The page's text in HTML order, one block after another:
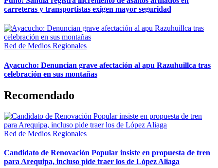
carreteras y transportistas exigen mayor seguridad
Red de Medios Regionales
Ayacucho: Denuncian grave afectación al apu Razuhuillca tras
celebración en sus montañas
Recomendado
Red de Medios Regionales
Candidato de Renovación Popular insiste en propuesta de tren
para Arequipa, incluso pide traer los de López Aliaga